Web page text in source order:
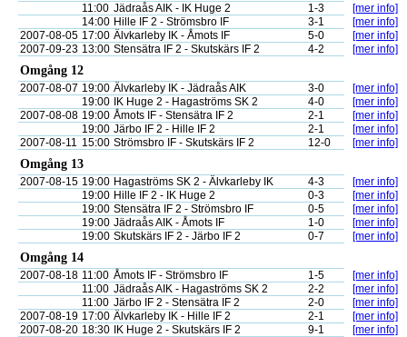
11:00 Jädraås AIK - IK Huge 2 1-3
[mer info]
14:00 Hille IF 2 - Strömsbro IF 3-1
[mer info]
2007-08-05 17:00 Älvkarleby IK - Åmots IF 5-0
[mer info]
2007-09-23 13:00 Stensätra IF 2 - Skutskärs IF 2 4-2 [mer info]
Omgång 12
2007-08-07 19:00 Älvkarleby IK - Jädraås AIK 3-0
[mer info]
19:00
IK Huge 2 - Hagaströms SK 2 4-0
[mer info]
2007-08-08 19:00 Åmots IF - Stensätra IF 2 2-1
[mer info]
19:00 Järbo IF 2 - Hille IF 2 2-1
[mer info]
2007-08-11 15:00 Strömsbro IF - Skutskärs IF 2 12-0 [mer info]
Omgång 13
2007-08-15 19:00 Hagaströms SK 2 - Älvkarleby IK 4-3
[mer info]
19:00 Hille IF 2 - IK Huge 2 0-3
[mer info]
19:00 Stensätra IF 2 - Strömsbro IF 0-5
[mer info]
19:00 Jädraås AIK - Åmots IF 1-0
[mer info]
19:00 Skutskärs IF 2 - Järbo IF 2 0-7 [mer info]
Omgång 14
2007-08-18 11:00 Åmots IF - Strömsbro IF 1-5
[mer info]
11:00 Jädraås AIK - Hagaströms SK 2 2-2
[mer info]
11:00 Järbo IF 2 - Stensätra IF 2 2-0
[mer info]
2007-08-19 17:00 Älvkarleby IK - Hille IF 2 2-1
[mer info]
2007-08-20 18:30 IK Huge 2 - Skutskärs IF 2 9-1 [mer info]